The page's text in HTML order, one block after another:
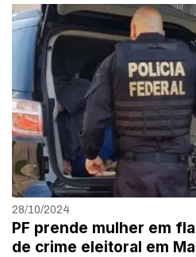
28/10/2024
PF prende mulher em
de crime eleitoral em